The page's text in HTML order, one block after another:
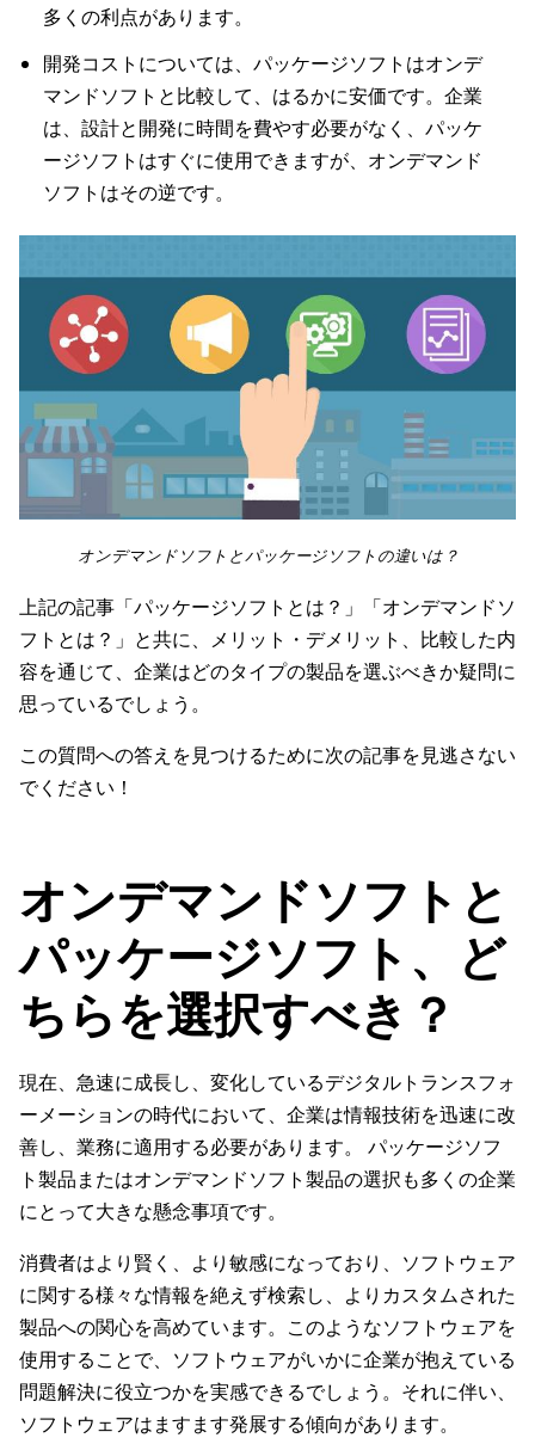
多くの利点があります。
開発コストについては、パッケージソフトはオンデ
マンドソフトと比較して、はるかに安価です。企業
は、設計と開発に時間を費やす必要がなく、パッケ
ージソフトはすぐに使用できますが、オンデマンド
ソフトはその逆です。
オンデマンドソフトとパッケージソフトの違いは？
上記の記事「パッケージソフトとは？」「オンデマンドソ
フトとは？」と共に、メリット・デメリット、比較した内
容を通じて、企業はどのタイプの製品を選ぶべきか疑問に
思っているでしょう。
この質問への答えを見つけるために次の記事を見逃さない
でください！
オンデマンドソフトと
パッケージソフト、ど
ちらを選択すべき？
現在、急速に成長し、変化しているデジタルトランスフォ
ーメーションの時代において、企業は情報技術を迅速に改
善し、業務に適用する必要があります。 パッケージソフ
ト製品またはオンデマンドソフト製品の選択も多くの企業
にとって大きな懸念事項です。
消費者はより賢く、より敏感になっており、ソフトウェア
に関する様々な情報を絶えず検索し、よりカスタムされた
製品への関心を高めています。このようなソフトウェアを
使用することで、ソフトウェアがいかに企業が抱えている
問題解決に役立つかを実感できるでしょう。それに伴い、
ソフトウェアはますます発展する傾向があります。